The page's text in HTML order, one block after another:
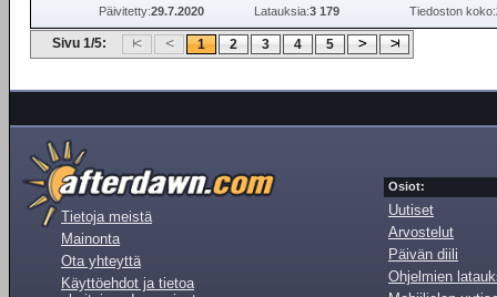
Päivitetty:29.7.2020 Latauksia:3 179 Tiedoston koko:
Sivu 1/5: 1 2 3 4 5
Tietoja meistä
Mainonta
Ota yhteyttä
Käyttöehdot ja tietoa
Osiot:
Uutiset
Arvostelut
Päivän diili
Ohjelmien